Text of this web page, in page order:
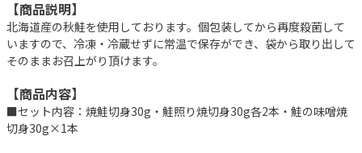
【商品説明】
北海道産の秋鮭を使用しております。個包装してから再度殺菌して
いますので、冷凍・冷蔵せずに常温で保存ができ、袋から取り出して
そのままお召上がり頂けます。
【商品内容】
■セット内容：焼鮭切身30g・鮭照り焼切身30g各2本・鮭の味噌焼
切身30g×1本